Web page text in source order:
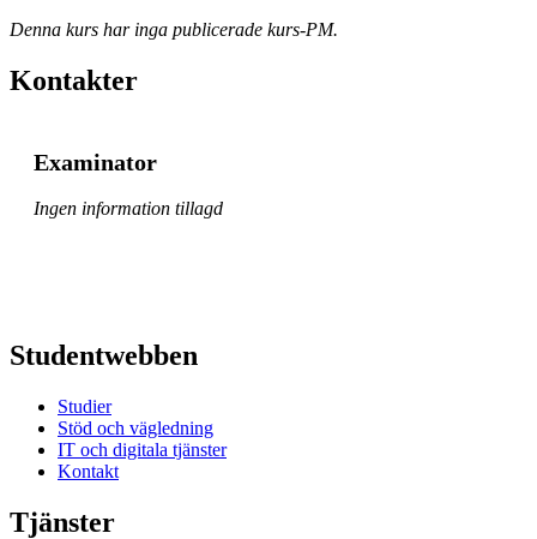
Denna kurs har inga publicerade kurs-PM.
Kontakter
Examinator
Ingen information tillagd
Studentwebben
Studier
Stöd och vägledning
IT och digitala tjänster
Kontakt
Tjänster